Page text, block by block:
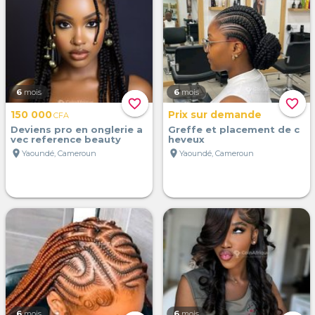
favorite_border
6 mois
150 000CFA
Deviens pro en onglerie a
vec reference beauty
location_on Yaoundé, Cameroun
favorite_border
6 mois
Prix sur demande
Greffe et placement de c
heveux
location_on Yaoundé, Cameroun